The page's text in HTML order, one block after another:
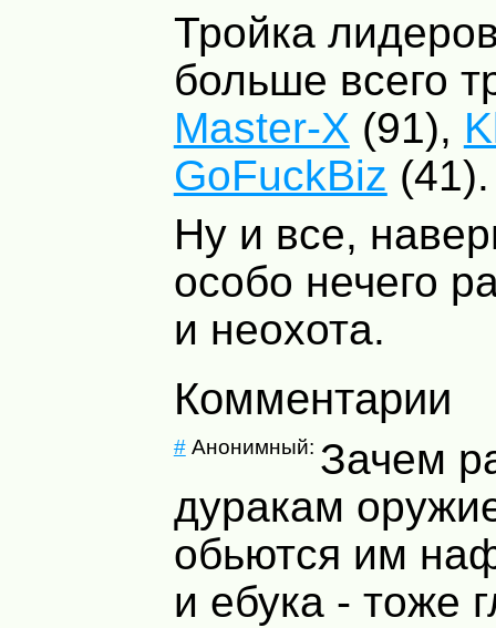
Тройка
больше всего
Master-X (91),
GoFuckBiz (41).
Ну и все,
особо нечего
и неохота.
Комментарии
#Анонимный: Зачем
дуракам
обьются им
и ебука - тоже